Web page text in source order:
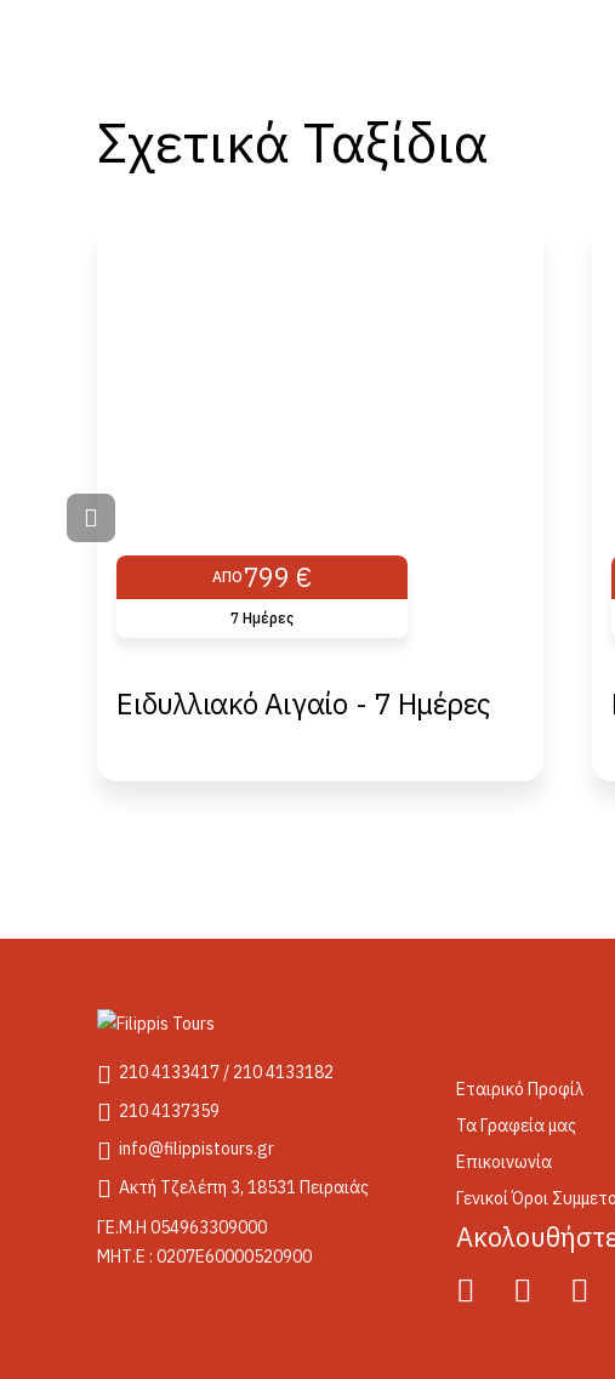
Σχετικά Ταξίδια
ΑΠΌ 799 €
7 Hμέρες
Ειδυλλιακό Αιγαίο - 7 Hμέρες
210 4133417 / 210 4133182
210 4137359
info@filippistours.gr
Ακτή Τζελέπη 3, 18531 Πειραιάς
ΓΕ.Μ.Η 054963309000
ΜΗΤ.Ε : 0207Ε60000520900
Εταιρικό Προφίλ
Τα Γραφεία μας
Επικοινωνία
Γενικοί Όροι